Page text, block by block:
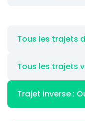
Tous les trajets
Tous les trajets
Trajet inverse :